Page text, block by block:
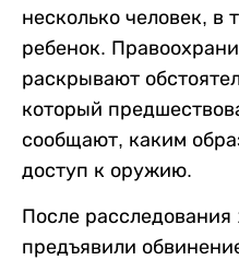
несколько человек, в
ребенок.
раскрывают
который
сообщают, каким
доступ к оружию.
После расследования
предъявили